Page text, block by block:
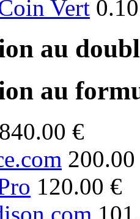
Vert
au
au
840.00 €
120.00 €